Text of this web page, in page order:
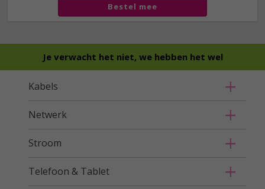
Bestel mee
Je verwacht het niet, we hebben het wel
Kabels
Netwerk
Stroom
Telefoon & Tablet